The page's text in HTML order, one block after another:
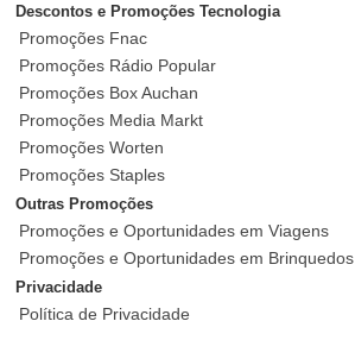
Descontos e Promoções Tecnologia
Promoções Fnac
Promoções Rádio Popular
Promoções Box Auchan
Promoções Media Markt
Promoções Worten
Promoções Staples
Outras Promoções
Promoções e Oportunidades em Viagens
Promoções e Oportunidades em Brinquedos
Privacidade
Política de Privacidade